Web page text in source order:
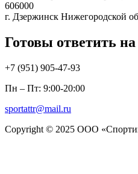
606000
г. Дзержинск Нижегородской
Готовы ответить
+7 (951) 905-47-93
Пн – Пт: 9:00-20:00
sportattr@mail.ru
Copyright © 2025 ООО